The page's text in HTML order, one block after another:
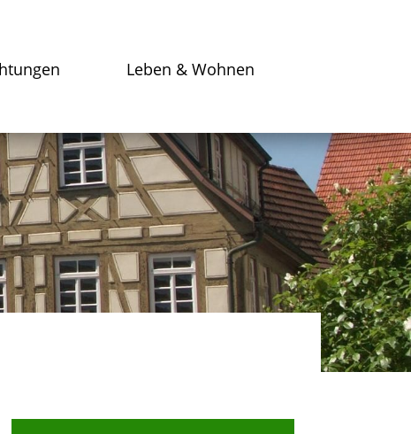
Leben & Wohnen